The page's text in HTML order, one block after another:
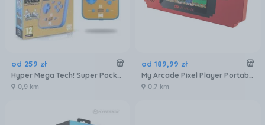
od 259 zł
Hyper Mega Tech! Super Pocket Data East Edition
0,9 km
od 189,99 zł
My Arcade Pixel Player Portable Handheld 300 gier (DGUNL3202)
0,7 km